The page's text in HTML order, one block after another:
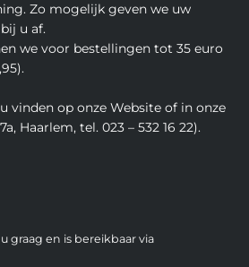
Zo mogelijk geven we uw
u af.
we voor bestellingen tot 35 euro
vinden op onze Website of in onze
Haarlem, tel. 023 – 532 16 22).
graag en is bereikbaar via